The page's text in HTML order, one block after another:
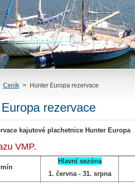
Ceník > Hunter Europa rezervace
rezervace
kajutové plachetnice Hunter Europa
VMP.
Hlavní sezóna
1. června - 31. srpna